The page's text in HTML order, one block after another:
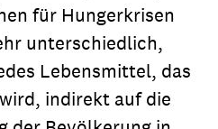
für Hungerkrisen
unterschiedlich,
Lebensmittel, das
indirekt auf die